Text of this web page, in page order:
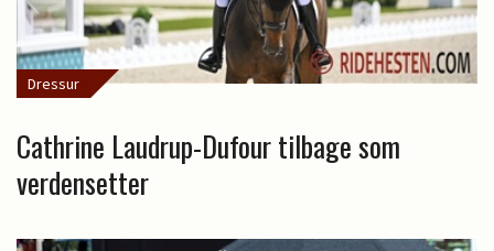
Dressur
Cathrine Laudrup-Dufour tilbage som
verdensetter